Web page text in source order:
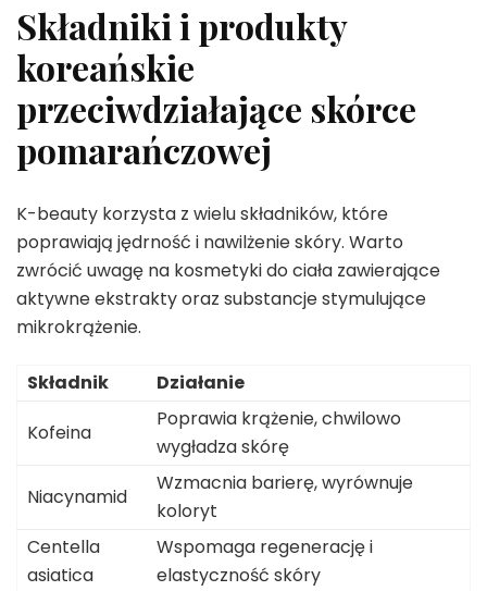
Składniki i produkty
koreańskie
przeciwdziałające skórce
pomarańczowej
K-beauty korzysta z wielu składników, które
poprawiają jędrność i nawilżenie skóry. Warto
zwrócić uwagę na kosmetyki do ciała zawierające
aktywne ekstrakty oraz substancje stymulujące
mikrokrążenie.
Składnik
Działanie
Kofeina
Poprawia krążenie, chwilowo
wygładza skórę
Niacynamid
Wzmacnia barierę, wyrównuje
koloryt
Centella
asiatica
Wspomaga regenerację i
elastyczność skóry